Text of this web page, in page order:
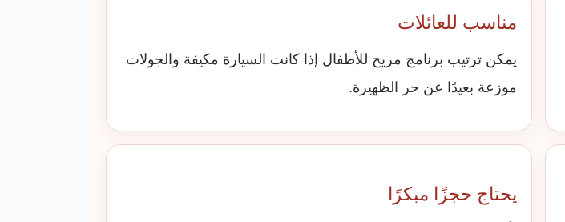
مناسب للعائلات
يمكن ترتيب برنامج مريح للأطفال إذا كانت السيارة مكيفة والجولات
موزعة بعيدًا عن حر الظهيرة.
يحتاج حجزًا مبكرًا